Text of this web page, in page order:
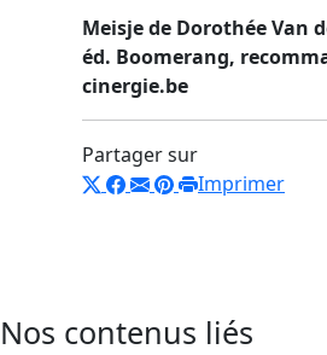
Meisjede Dorothée Van
éd. Boomerang,
cinergie.be
Partager sur
Imprimer
Nos contenus liés